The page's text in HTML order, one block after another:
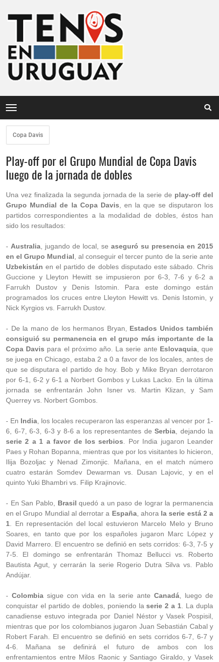
Copa Davis
Play-off por el Grupo Mundial de Copa Davis
luego de la jornada de dobles
Una vez finalizada la segunda jornada de la serie de play-off del
Grupo Mundial de la Copa Davis , en la que se disputaron los
partidos correspondientes a la modalidad de dobles, éstos han
sido los resultados:
- Australia , jugando de local, se aseguró su presencia en 2015
en el Grupo Mundial , al conseguir el tercer punto de la serie ante
Uzbekistán en el partido de dobles disputado este sábado. Chris
Guccione y Lleyton Hewitt se impusieron por 6-3, 7-6 y 6-2 a
Farrukh Dustov y Denis Istomin. Para este domingo están
programados los cruces entre Lleyton Hewitt vs. Denis Istomin, y
Nick Kyrgios vs. Farrukh Dustov.
- De la mano de los hermanos Bryan, Estados Unidos también
consiguió su permanencia en el grupo más importante de la
Copa Davis para el próximo año. La serie ante Eslovaquia, que
se juega en Chicago, estaba 2 a 0 a favor de los locales, antes de
que se disputara el partido de hoy. Bob y Mike Bryan derrotaron
por 6-1, 6-2 y 6-1 a Norbert Gombos y Lukas Lacko. En la última
jornada se enfrentarán John Isner vs. Martin Klizan, y Sam
Querrey vs. Norbert Gombos.
- En India , los locales recuperaron las esperanzas al vencer por 1-
6, 6-7, 6-3, 6-3 y 8-6 a los representantes de Serbia , dejando la
serie 2 a 1 a favor de los serbios . Por India jugaron Leander
Paes y Rohan Bopanna, mientras que por los visitantes lo hicieron,
Ilija Bozoljac y Nenad Zimonjic. Mañana, en el match número
cuatro estarán Somdev Dewarman vs. Dusan Lajovic, y en el
quinto Yuki Bhambri vs. Filip Krajinovic.
- En San Pablo, Brasil quedó a un paso de lograr la permanencia
en el Grupo Mundial al derrotar a España, ahora la serie está 2 a
1 . En representación del local estuvieron Marcelo Melo y Bruno
Soares, en tanto que por los españoles jugaron Marc López y
David Marrero. El encuentro se definió en sets corridos: 6-3, 7-5 y
7-5. El domingo se enfrentarán Thomaz Bellucci vs. Roberto
Bautista Agut, y cerrarán la serie Rogerio Dutra Silva vs. Pablo
Andújar.
-Colombia sigue con vida en la serie ante Canadá, luego de
conquistar el partido de dobles, poniendo laserie 2 a 1 . La dupla
canadiense estuvo integrada por Daniel Néstor y Vasek Pospisil,
mientras que por los colombianos jugaron Juan Sebastián Cabal y
Robert Farah. El encuentro se definió en sets corridos 6-7, 6-7 y
4-6. Mañana se definirá el futuro de ambos con los
enfrentamientos entre Milos Raonic y Santiago Giraldo, y Vasek